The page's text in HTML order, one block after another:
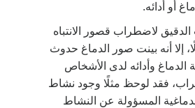
أو أدائه.
الدقيق لاضطراب قصور الانتباه
إلا أنه بينت صور الدماغ حدوث
الدماغ وأدائه لدى الأشخاص
فقد لوحظ مثلًا وجود نشاط
المسؤولة عن النشاط